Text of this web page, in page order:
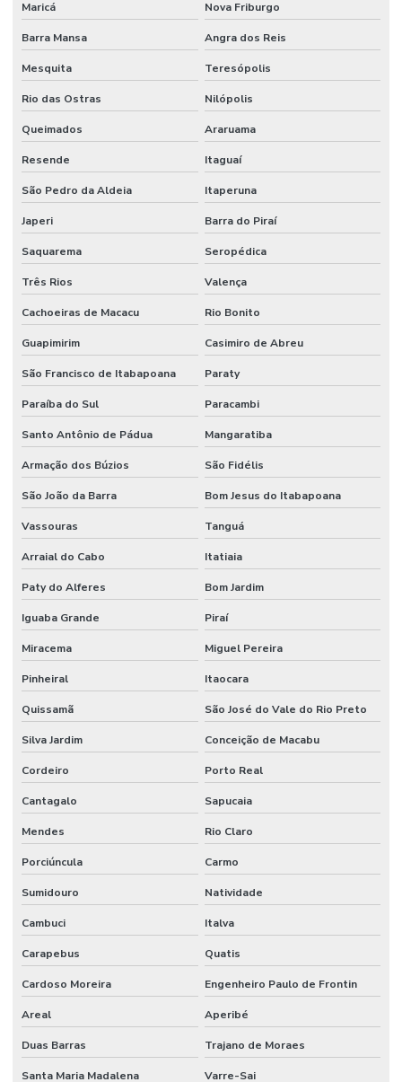
Maricá Nova Friburgo
Barra Mansa Angra dos Reis
Mesquita Teresópolis
Rio das Ostras Nilópolis
Queimados Araruama
Resende Itaguaí
São Pedro da Aldeia Itaperuna
Japeri Barra do Piraí
Saquarema Seropédica
Três Rios Valença
Cachoeiras de Macacu Rio Bonito
Guapimirim Casimiro de Abreu
São Francisco de Itabapoana Paraty
Paraíba do Sul Paracambi
Santo Antônio de Pádua Mangaratiba
Armação dos Búzios São Fidélis
São João da Barra Bom Jesus do Itabapoana
Vassouras Tanguá
Arraial do Cabo Itatiaia
Paty do Alferes Bom Jardim
Iguaba Grande Piraí
Miracema Miguel Pereira
Pinheiral Itaocara
Quissamã São José do Vale do Rio Preto
Silva Jardim Conceição de Macabu
Cordeiro Porto Real
Cantagalo Sapucaia
Mendes Rio Claro
Porciúncula Carmo
Sumidouro Natividade
Cambuci Italva
Carapebus Quatis
Cardoso Moreira Engenheiro Paulo de Frontin
Areal Aperibé
Duas Barras Trajano de Moraes
Santa Maria Madalena Varre-Sai